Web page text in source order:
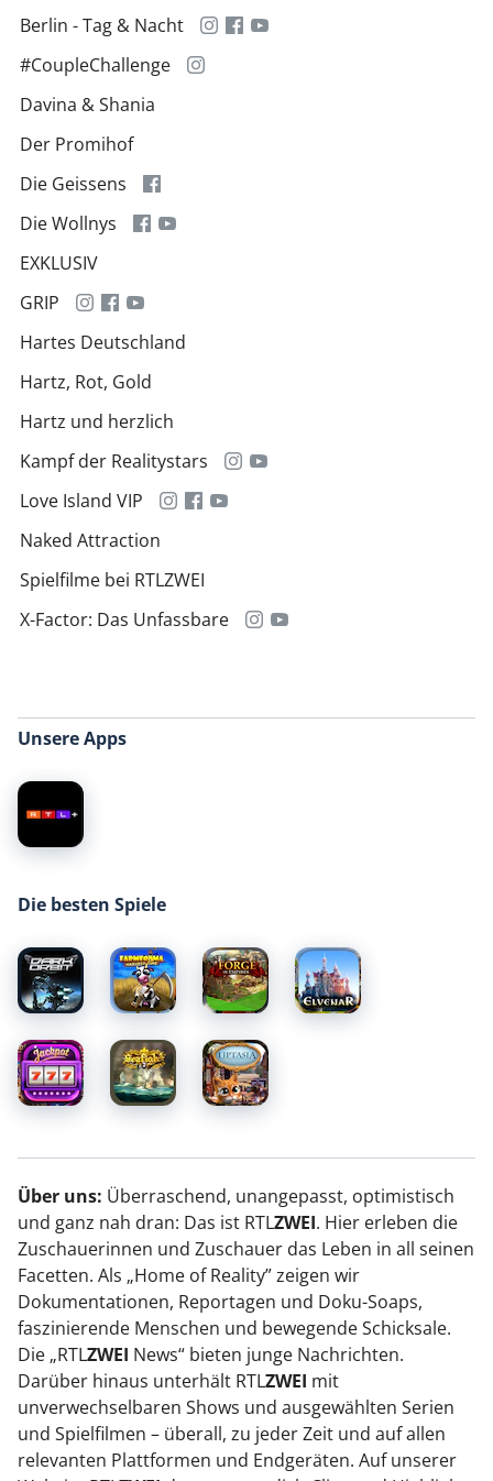
Berlin - Tag & Nacht
#CoupleChallenge
Davina & Shania
Der Promihof
Die Geissens
Die Wollnys
EXKLUSIV
GRIP
Hartes Deutschland
Hartz, Rot, Gold
Hartz und herzlich
Kampf der Realitystars
Love Island VIP
Naked Attraction
Spielfilme bei RTLZWEI
X-Factor: Das Unfassbare
Unsere Apps
Die besten Spiele
Über uns: Überraschend, unangepasst, optimistisch
und ganz nah dran: Das ist RTLZWEI. Hier erleben die
Zuschauerinnen und Zuschauer das Leben in all seinen
Facetten. Als „Home of Reality” zeigen wir
Dokumentationen, Reportagen und Doku-Soaps,
faszinierende Menschen und bewegende Schicksale.
Die „RTLZWEI News“ bieten junge Nachrichten.
Darüber hinaus unterhält RTLZWEI mit
unverwechselbaren Shows und ausgewählten Serien
und Spielfilmen – überall, zu jeder Zeit und auf allen
relevanten Plattformen und Endgeräten. Auf unserer